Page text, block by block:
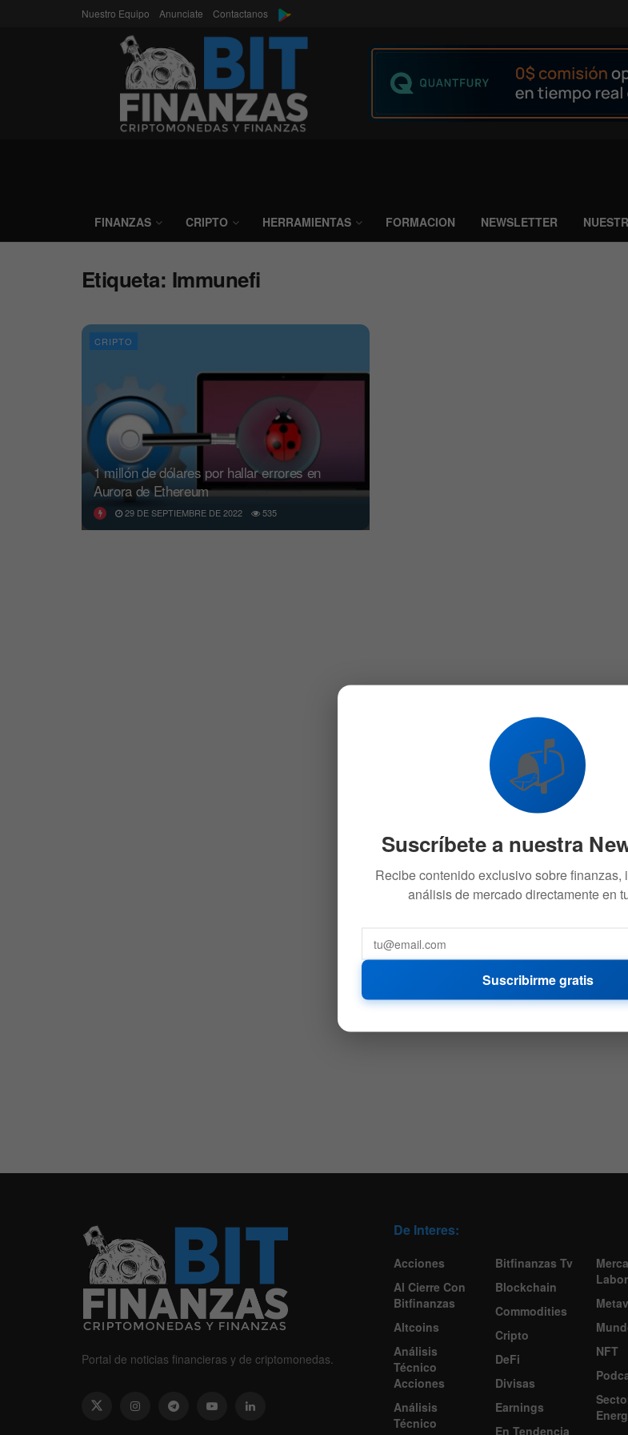
Nuestro Equipo Anunciate Contactanos
FINANZAS CRIPTO HERRAMIENTAS FORMACION NEWSLETTER
Etiqueta: Immunefi
CRIPTO
1 millón de dólares por hallar errores en
Aurora de Ethereum
29 DE SEPTIEMBRE DE 2022 535
Portal de noticias financieras y de criptomonedas.
De Interes:
Acciones
Al Cierre Con
Bitfinanzas
Altcoins
Análisis
Técnico
Acciones
Análisis
Técnico
Bitfinanzas Tv
Blockchain
Commodities
Cripto
DeFi
Divisas
Earnings
En Tendencia
NFT
📬
Suscríbete a nuestra
Recibe contenido exclusivo sobre finanzas,
análisis de mercado directamente en
Suscribirme gratis